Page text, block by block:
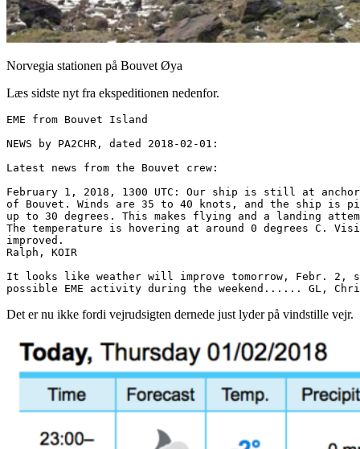
Norvegia stationen på Bouvet Øya
Læs sidste nyt fra ekspeditionen nedenfor.
EME from Bouvet Island
NEWS by PA2CHR, dated 2018-02-01:
Latest news from the Bouvet crew:
February 1, 2018, 1300 UTC: Our ship is still at
of Bouvet. Winds are 35 to 40 knots, and the ship is
up to 30 degrees. This makes flying and a landing
The temperature is hovering at around 0 degrees C.
improved.
Ralph, KOIR
It looks like weather will improve tomorrow, Febr. 2,
possible EME activity during the weekend...... GL,
Det er nu ikke fordi vejrudsigten dernede just lyder på vindstille vejr.